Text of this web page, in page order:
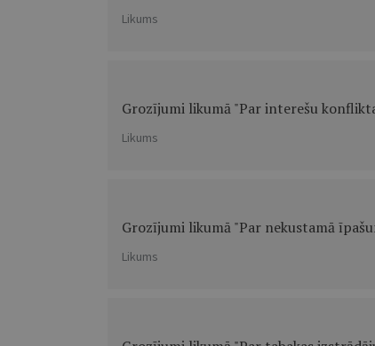
Likums
Grozījumi likumā "Par interešu
Likums
Grozījumi likumā "Par nekustamā
Likums